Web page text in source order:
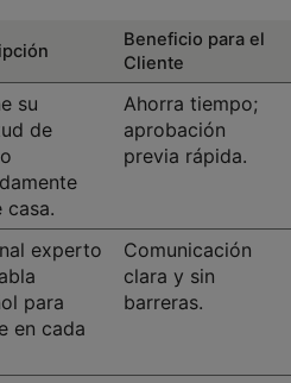
Beneficio para el
Cliente
su
de
casa.
Ahorra tiempo;
aprobación
previa rápida.
experto
para
en cada
Comunicación
clara y sin
barreras.